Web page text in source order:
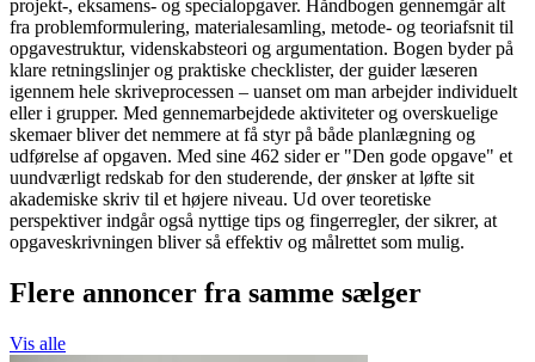
projekt-, eksamens- og specialopgaver. Håndbogen gennemgår alt
fra problemformulering, materialesamling, metode- og teoriafsnit til
opgavestruktur, videnskabsteori og argumentation. Bogen byder på
klare retningslinjer og praktiske checklister, der guider læseren
igennem hele skriveprocessen – uanset om man arbejder individuelt
eller i grupper. Med gennemarbejdede aktiviteter og overskuelige
skemaer bliver det nemmere at få styr på både planlægning og
udførelse af opgaven. Med sine 462 sider er "Den gode opgave" et
uundværligt redskab for den studerende, der ønsker at løfte sit
akademiske skriv til et højere niveau. Ud over teoretiske
perspektiver indgår også nyttige tips og fingerregler, der sikrer, at
opgaveskrivningen bliver så effektiv og målrettet som mulig.
Flere annoncer fra samme sælger
Vis alle